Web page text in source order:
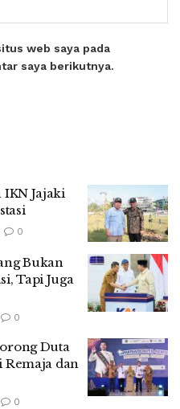
web saya pada
saya berikutnya.
IKN Jajaki
0
Bukan
Tapi Juga
0
Duta
Remaja dan
0